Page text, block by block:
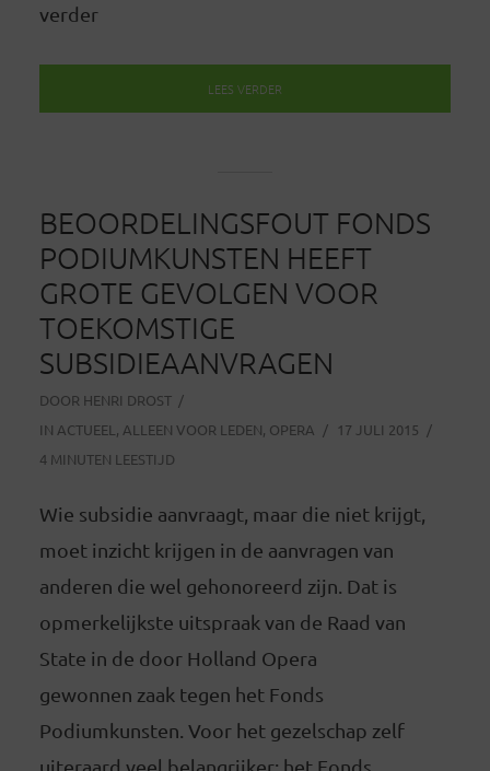
verder
LEES VERDER
BEOORDELINGSFOUT FONDS
PODIUMKUNSTEN HEEFT
GROTE GEVOLGEN VOOR
TOEKOMSTIGE
SUBSIDIEAANVRAGEN
DOOR HENRI DROST
IN ACTUEEL , ALLEEN VOOR LEDEN, OPERA
17 JULI 2015
4 MINUTEN LEESTIJD
Wie subsidie aanvraagt, maar die niet krijgt,
moet inzicht krijgen in de aanvragen van
anderen die wel gehonoreerd zijn. Dat is
opmerkelijkste uitspraak van de Raad van
State in de door Holland Opera
gewonnen zaak tegen het Fonds
Podiumkunsten. Voor het gezelschap zelf
uiteraard veel belangrijker: het Fonds